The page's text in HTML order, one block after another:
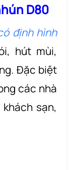
D80
định hình
hút mùi,
Đặc biệt
các nhà
sạn,